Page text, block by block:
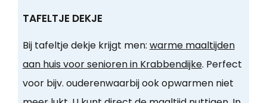
TAFELTJE DEKJE
Bij tafeltje dekje krijgt men: warme maaltijden
aan huis voor senioren in Krabbendijke. Perfect
voor bijv. ouderenwaarbij ook opwarmen niet